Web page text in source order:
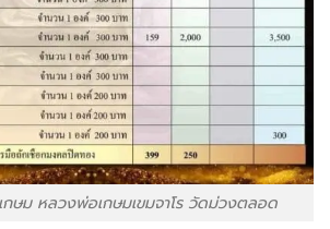
กษม หลวงพ่อเกษมเขมจาโร วัดม่วงตลอด